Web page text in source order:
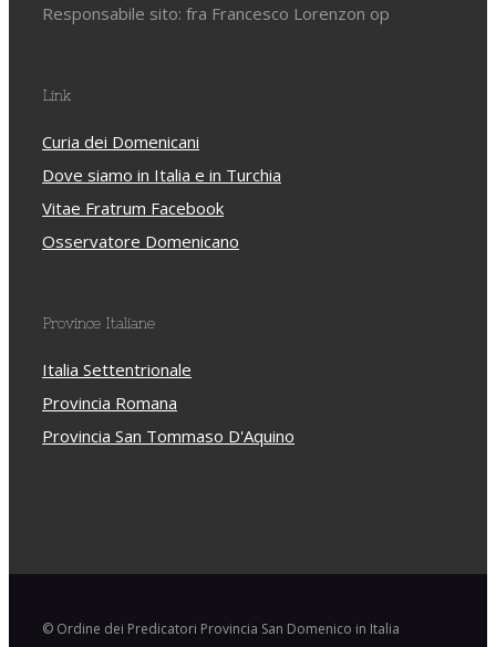
Responsabile sito: fra Francesco Lorenzon op
Link
Curia dei Domenicani
Dove siamo in Italia e in Turchia
Vitae Fratrum Facebook
Osservatore Domenicano
Province Italiane
Italia Settentrionale
Provincia Romana
Provincia San Tommaso D'Aquino
© Ordine dei Predicatori Provincia San Domenico in Italia